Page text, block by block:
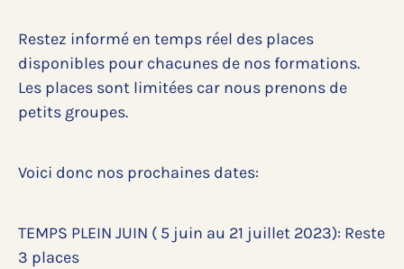
Restez informé en temps réel des places
disponibles pour chacunes de nos formations.
Les places sont limitées car nous prenons de
petits groupes.
Voici donc nos prochaines dates:
TEMPS PLEIN JUIN ( 5 juin au 21 juillet 2023): Reste
3 places